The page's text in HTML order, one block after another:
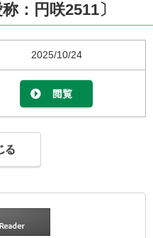
：円咲2511〕
2025/10/24